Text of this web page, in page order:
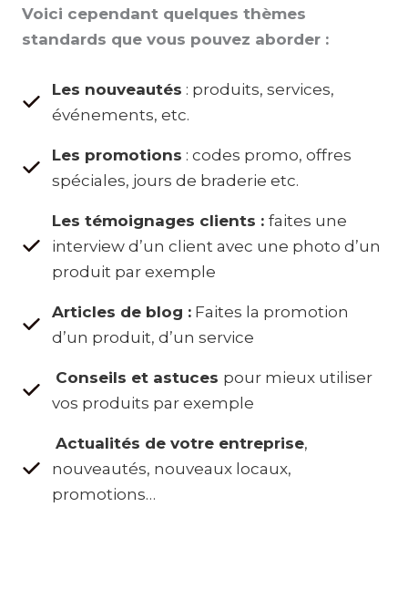
Voici cependant quelques thèmes
standards que vous pouvez aborder :
Les nouveautés : produits, services,
événements, etc.
Les promotions : codes promo, offres
spéciales, jours de braderie etc.
Les témoignages clients : faites une
interview d’un client avec une photo d’un
produit par exemple
Articles de blog : Faites la promotion
d’un produit, d’un service
Conseils et astuces pour mieux utiliser
vos produits par exemple
Actualités de votre entreprise,
nouveautés, nouveaux locaux,
promotions…